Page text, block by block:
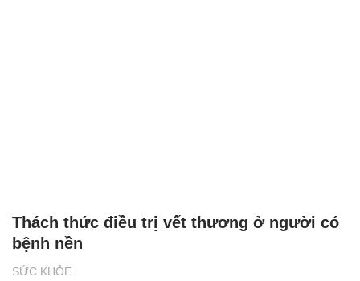
SỨC KHỎE
Thách thức điều trị vết thương ở người có
bệnh nền